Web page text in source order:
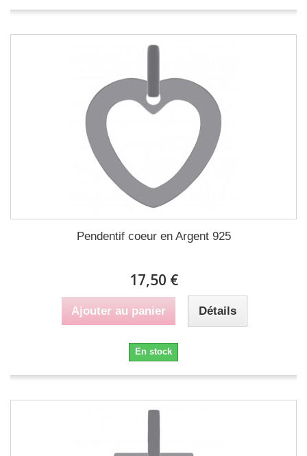
Pendentif coeur en Argent 925
17,50 €
Ajouter au panier Détails
En stock